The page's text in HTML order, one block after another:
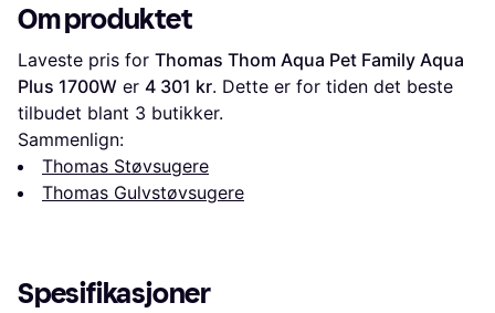
Om produktet
Laveste pris for Thomas Thom Aqua Pet Family Aqua
Plus 1700W er 4 301 kr. Dette er for tiden det beste
tilbudet blant 3 butikker.
Sammenlign:
Thomas Støvsugere
Thomas Gulvstøvsugere
Spesifikasjoner